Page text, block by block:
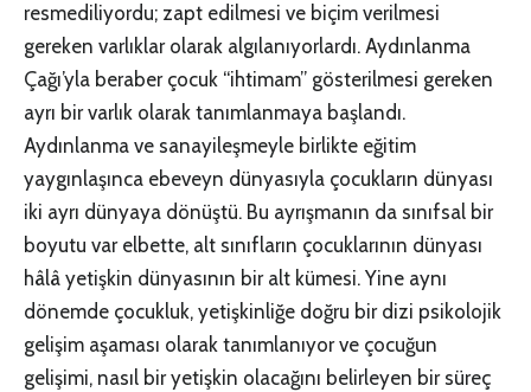
resmediliyordu; zapt edilmesi ve biçim verilmesi
gereken varlıklar olarak algılanıyorlardı. Aydınlanma
Çağı’yla beraber çocuk “ihtimam” gösterilmesi gereken
ayrı bir varlık olarak tanımlanmaya başlandı.
Aydınlanma ve sanayileşmeyle birlikte eğitim
yaygınlaşınca ebeveyn dünyasıyla çocukların dünyası
iki ayrı dünyaya dönüştü. Bu ayrışmanın da sınıfsal bir
boyutu var elbette, alt sınıfların çocuklarının dünyası
hâlâ yetişkin dünyasının bir alt kümesi. Yine aynı
dönemde çocukluk, yetişkinliğe doğru bir dizi psikolojik
gelişim aşaması olarak tanımlanıyor ve çocuğun
gelişimi, nasıl bir yetişkin olacağını belirleyen bir süreç